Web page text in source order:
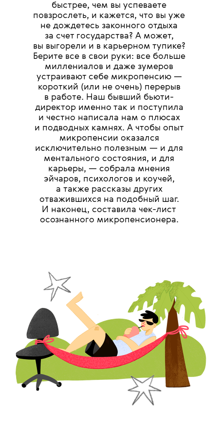
быстрее, чем вы успеваете
повзрослеть, и кажется, что вы уже
не дождетесь законного отдыха
за счет государства? А может,
вы выгорели и в карьерном тупике?
Берите все в свои руки: все больше
миллениалов и даже зумеров
устраивают себе микропенсию —
короткий (или не очень) перерыв
в работе. Наш бывший бьюти-
директор именно так и поступила
и честно написала нам о плюсах
и подводных камнях. А чтобы опыт
микропенсии оказался
исключительно полезным — и для
ментального состояния, и для
карьеры, — собрала мнения
эйчаров, психологов и коучей,
а также рассказы других
отважившихся на подобный шаг.
И наконец, составила чек-лист
осознанного микропенсионера.